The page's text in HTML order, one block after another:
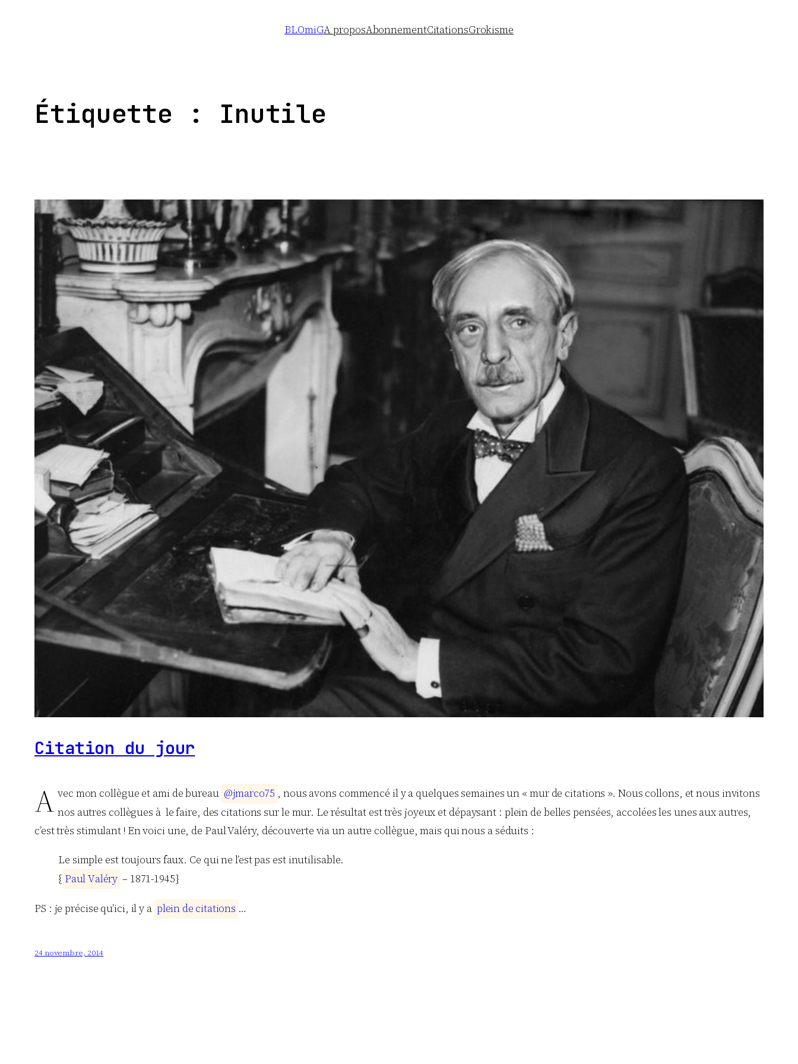
BLOmiGA proposAbonnementCitationsGrokisme
Étiquette : Inutile
Citation du jour
A vec mon collègue et ami de bureau @jmarco75 , nous avons commencé il y a quelques semaines un « mur de citations ». Nous collons, et nous invitons
nos autres collègues à le faire, des citations sur le mur. Le résultat est très joyeux et dépaysant : plein de belles pensées, accolées les unes aux autres,
c’est très stimulant ! En voici une, de Paul Valéry, découverte via un autre collègue, mais qui nous a séduits :
Le simple est toujours faux. Ce qui ne l’est pas est inutilisable.
{ PaulValéry – 1871-1945}
PS : je précise qu’ici, il y a plein de citations …
24 novembre, 2014